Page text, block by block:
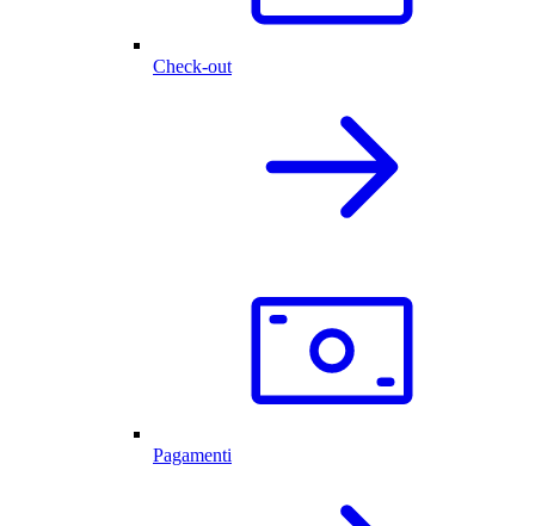
Check-out
Pagamenti